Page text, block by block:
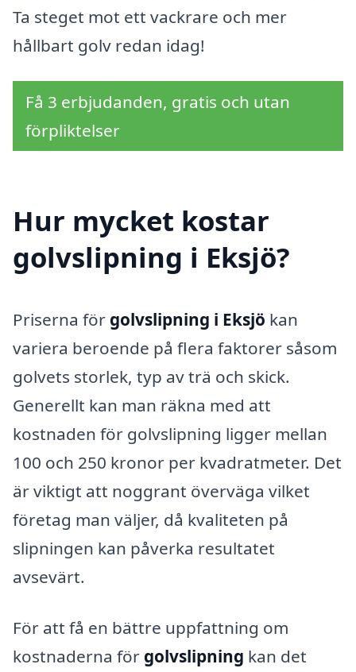
Ta steget mot ett vackrare och mer
hållbart golv redan idag!
Få 3 erbjudanden, gratis och utan
förpliktelser
Hur mycket kostar
golvslipning i Eksjö?
Priserna för golvslipning i Eksjö kan
variera beroende på flera faktorer såsom
golvets storlek, typ av trä och skick.
Generellt kan man räkna med att
kostnaden för golvslipning ligger mellan
100 och 250 kronor per kvadratmeter. Det
är viktigt att noggrant överväga vilket
företag man väljer, då kvaliteten på
slipningen kan påverka resultatet
avsevärt.
För att få en bättre uppfattning om
kostnaderna för golvslipning kan det